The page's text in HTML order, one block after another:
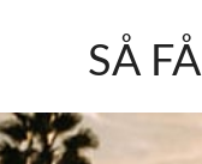
SÅ